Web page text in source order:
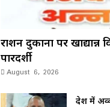
राशन दुकानों पर खाद्यान्न
पारदर्शी
August 6, 2026
देश में